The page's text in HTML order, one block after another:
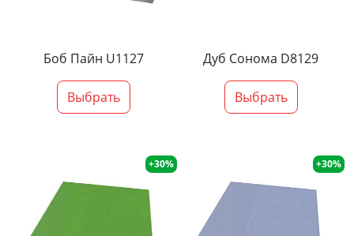
Боб Пайн U1127
Выбрать
Дуб Сонома D8129
Выбрать
+30% +30%